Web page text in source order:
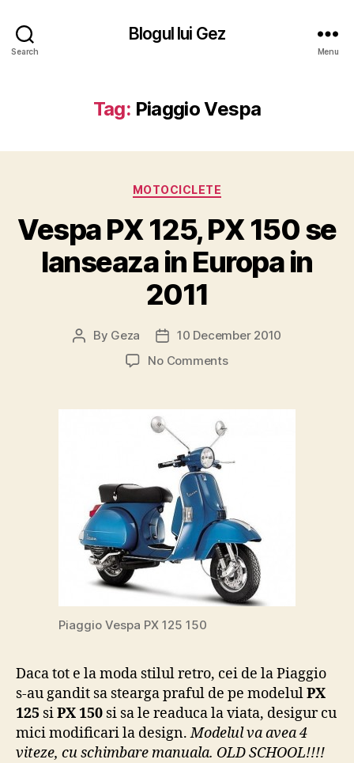
Search
Blogul lui Gez
Menu
Tag: Piaggio Vespa
Categories
MOTOCICLETE
Vespa PX 125, PX 150 se
lanseaza in Europa in
2011
Post
By Geza
Post
date
10 December 2010
No Commentson
125,
PX
se
Europa
in
2011
Piaggio Vespa PX 125 150
Daca tot e la moda stilul retro, cei de la Piaggio
s-au gandit sa stearga praful de pe modelulPX
125 siPX 150 si sa le readuca la viata, desigur cu
mici modificari la design.Modelul va avea 4
viteze, cu schimbare manuala. OLD SCHOOL!!!!